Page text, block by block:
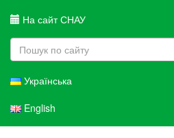
На сайт СНАУ
Українська
English